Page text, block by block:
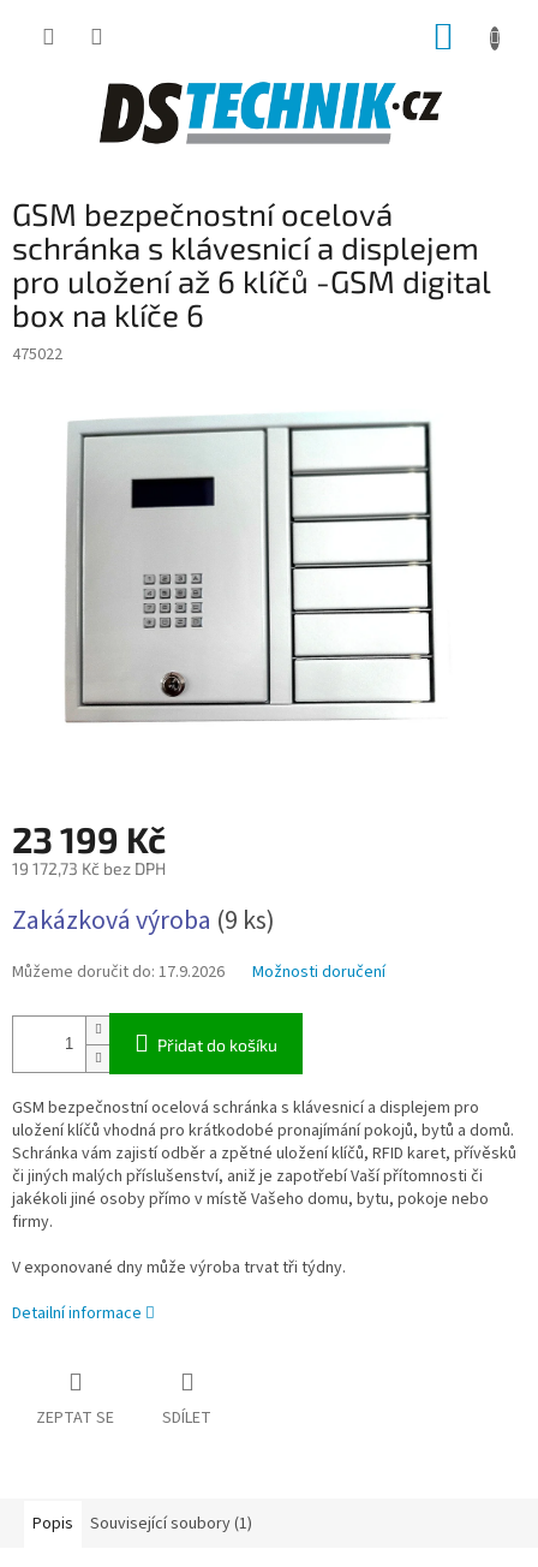
GSM bezpečnostní ocelová
schránka s klávesnicí a displejem
pro uložení až 6 klíčů -GSM digital
box na klíče 6
475022
23 199 Kč
19 172,73 Kč bez DPH
cena:
Zakázková výroba (9 ks)
Můžeme doručit do: 17.9.2026 Možnosti doručení
Přidat do košíku
GSM bezpečnostní ocelová schránka s klávesnicí a displejem pro
uložení klíčů vhodná pro krátkodobé pronajímání pokojů, bytů a domů.
Schránka vám zajistí odběr a zpětné uložení klíčů, RFID karet, přívěsků
či jiných malých příslušenství, aniž je zapotřebí Vaší přítomnosti či
jakékoli jiné osoby přímo v místě Vašeho domu, bytu, pokoje nebo
firmy.
V exponované dny může výroba trvat tři týdny.
Detailní informace
ZEPTAT SE SDÍLET
Popis Související soubory (1)